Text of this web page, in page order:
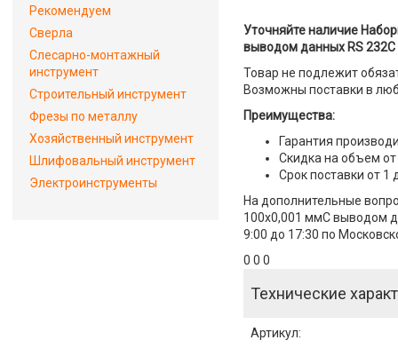
Уточняйте наличие
выводом данных RS 232C
Товар не подлежит
Возможны поставки в
Преимущества:
Гарантия
Скидка на объем от
Срок поставки от 1
На дополнительные
100х0,001 ммС выводом
9:00 до 17:30 по
0 0 0
Технические
Артикул:
Рекомендуем
Сверла
Слесарно-монтажный
инструмент
Строительный инструмент
Фрезы по металлу
Хозяйственный инструмент
Шлифовальный инструмент
Электроинструменты